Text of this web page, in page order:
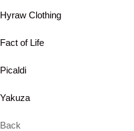
Hyraw Clothing
Fact of Life
Picaldi
Yakuza
Back